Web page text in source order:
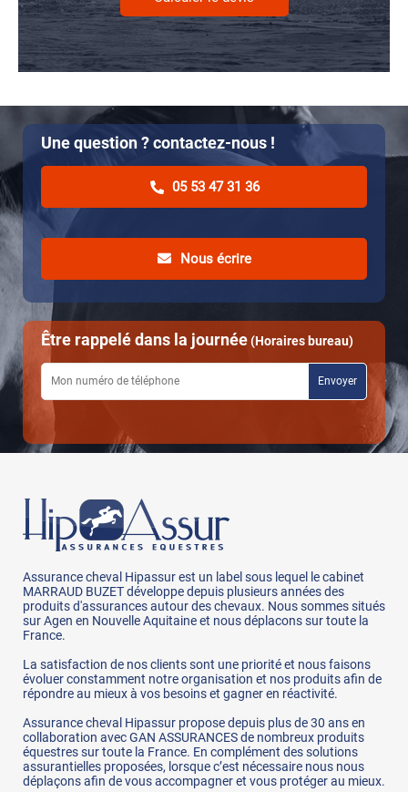
Une question ? contactez-nous !
05 53 47 31 36
Nous écrire
Être rappelé dans la journée(Horaires bureau)
Assurance cheval Hipassur est un label sous lequel le cabinet
MARRAUD BUZET développe depuis plusieurs années des
produits d'assurances autour des chevaux. Nous sommes situés
sur Agen en Nouvelle Aquitaine et nous déplacons sur toute la
France.
La satisfaction de nos clients sont une priorité et nous faisons
évoluer constamment notre organisation et nos produits afin de
répondre au mieux à vos besoins et gagner en réactivité.
Assurance cheval Hipassur propose depuis plus de 30 ans en
collaboration avec GAN ASSURANCES de nombreux produits
équestres sur toute la France. En complément des solutions
assurantielles proposées, lorsque c’est nécessaire nous nous
déplaçons afin de vous accompagner et vous protéger au mieux.